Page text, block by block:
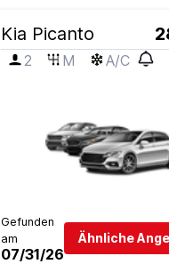
Kia Picanto
2
M A/C
Gefunden
am
07/31/26
Ähnliche